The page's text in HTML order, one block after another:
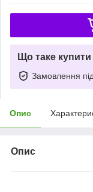
Що таке
Замовлення
Опис
Опис